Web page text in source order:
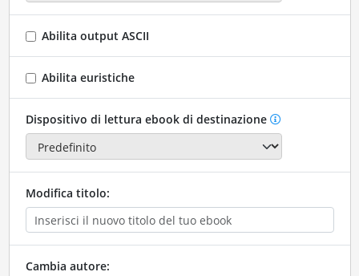
Abilita output ASCII
Abilita euristiche
Dispositivo di lettura ebook di destinazione
Modifica titolo:
Cambia autore: